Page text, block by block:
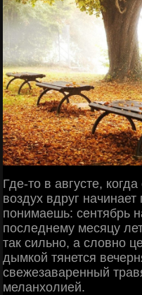
Где-то в августе,
воздух вдруг
понимаешь: сентябрь
последнему месяцу
так сильно, а словно
дымкой тянется
свежезаваренный
меланхолией.